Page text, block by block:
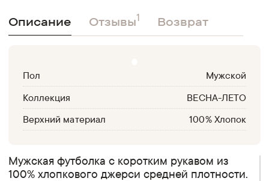
Описание Отзывы1 Возврат
Мужская футболка с коротким рукавом из
100% хлопкового джерси средней плотности.
Пол
Мужской
Коллекция
ВЕСНА-ЛЕТО
Верхний материал
100% Хлопок